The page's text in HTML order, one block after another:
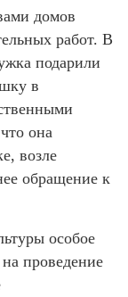
домов
работ. В
подарили
в
она
возле
обращение к
особое
проведение